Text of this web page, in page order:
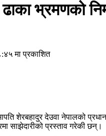
भ्रमणको
मा प्रकाशित
शेरबहादुर देउवा नेपालको
साझेदारीको प्रस्ताव गरेकी छन्।